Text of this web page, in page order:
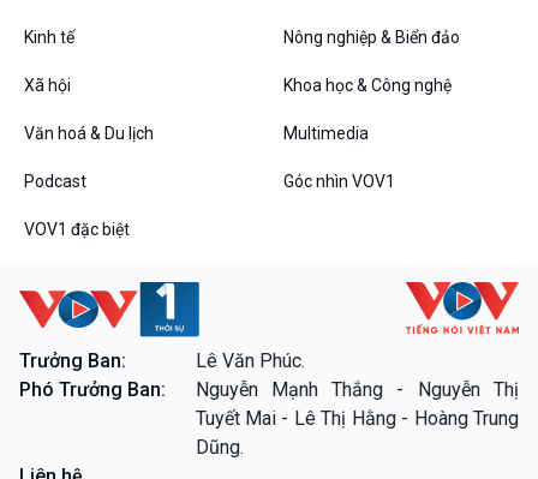
Chân dung cuộc sống
Kinh tế Nông nghiệp & Biển đảo
Xã hội Khoa học & Công nghệ
Văn hoá & Du lịch Multimedia
Podcast Góc nhìn VOV1
VOV1 đặc biệt
Trưởng Ban:
Lê Văn Phúc.
Phó Trưởng Ban:
Nguyễn Mạnh Thắng - Nguyễn Thị
Tuyết Mai - Lê Thị Hằng - Hoàng Trung
Dũng.